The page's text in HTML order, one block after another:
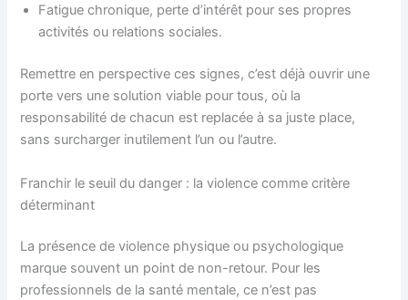
Fatigue chronique, perte d’intérêt pour ses propres
activités ou relations sociales.
Remettre en perspective ces signes, c’est déjà ouvrir une
porte vers une solution viable pour tous, où la
responsabilité de chacun est replacée à sa juste place,
sans surcharger inutilement l’un ou l’autre.
Franchir le seuil du danger : la violence comme critère
déterminant
La présence de violence physique ou psychologique
marque souvent un point de non-retour. Pour les
professionnels de la santé mentale, ce n’est pas